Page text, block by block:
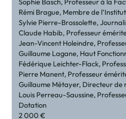
Rémi Brague, Membre de
Sylvie Pierre-Brossolette,
Claude Habib, Professeur
Jean-Vincent Holeindre,
Guillaume Lagane, Haut
Fédérique Leichter-Flack,
Pierre Manent, Professeur
Guillaume Métayer, Directeur de
Louis Perreau-Saussine,
Dotation
2 000 €